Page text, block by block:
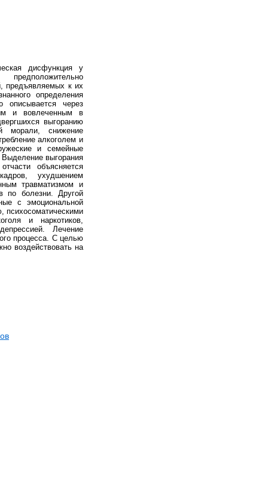
дисфункция у
предъявляемых к их
определения
описывается через
и вовлеченным в
выгоранию
морали, снижение
алкоголем и
и семейные
выгорания
объясняется
ухудшением
травматизмом и
по болезни. Другой
с эмоциональной
психосоматическими
и наркотиков,
Лечение
процесса. С целью
воздействовать на